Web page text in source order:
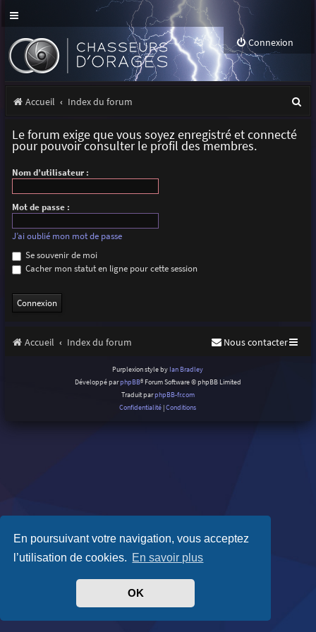
En poursuivant votre navigation, vous acceptez
l’utilisation de cookies. En savoir plus
OK
Connexion
Accueil Index du forum
Le forum exige que vous soyez enregistré et connecté
pour pouvoir consulter le profil des membres.
Nom d’utilisateur :
Mot de passe :
J’ai oublié mon mot de passe
Se souvenir de moi
Cacher mon statut en ligne pour cette session
Accueil Index du forum Nous contacter
Purplexion style by Ian Bradley
Développé parphpBB® Forum Software © phpBB Limited
Traduit parphpBB-fr.com
Confidentialité |Conditions